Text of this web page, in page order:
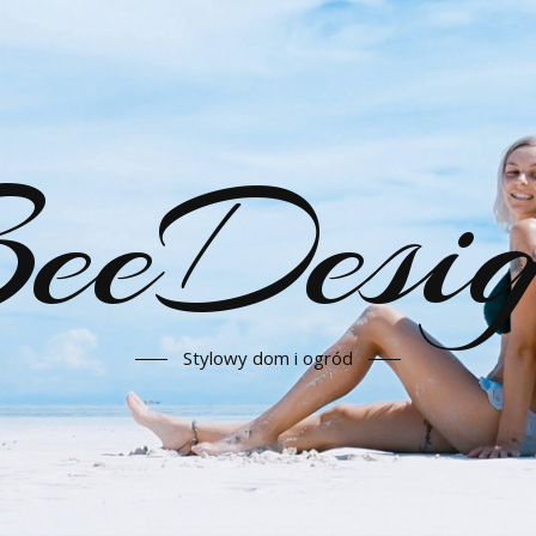
Stylowy dom i ogród